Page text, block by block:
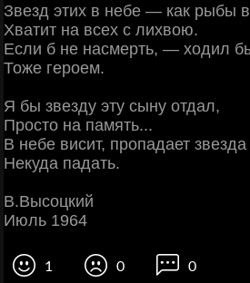
Звезд этих в небе — как рыбы
Хватит на всех с лихвою.
Если б не насмерть, — ходил
Тоже героем.
Я бы звезду эту сыну отдал,
Просто на память...
В небе висит, пропадает
Некуда падать.
В.Высоцкий
Июль 1964
1 0 0